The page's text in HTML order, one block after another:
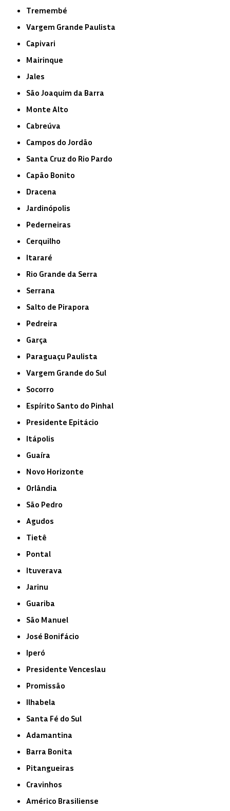
Tremembé
Vargem Grande Paulista
Capivari
Mairinque
Jales
São Joaquim da Barra
Monte Alto
Cabreúva
Campos do Jordão
Santa Cruz do Rio Pardo
Capão Bonito
Dracena
Jardinópolis
Pederneiras
Cerquilho
Itararé
Rio Grande da Serra
Serrana
Salto de Pirapora
Pedreira
Garça
Paraguaçu Paulista
Vargem Grande do Sul
Socorro
Espírito Santo do Pinhal
Presidente Epitácio
Itápolis
Guaíra
Novo Horizonte
Orlândia
São Pedro
Agudos
Tietê
Pontal
Ituverava
Jarinu
Guariba
São Manuel
José Bonifácio
Iperó
Presidente Venceslau
Promissão
Ilhabela
Santa Fé do Sul
Adamantina
Barra Bonita
Pitangueiras
Cravinhos
Américo Brasiliense